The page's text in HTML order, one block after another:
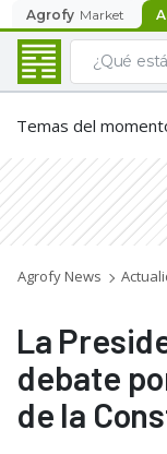
Agrofy Market
Temas del
Agrofy News
La
debate
de la